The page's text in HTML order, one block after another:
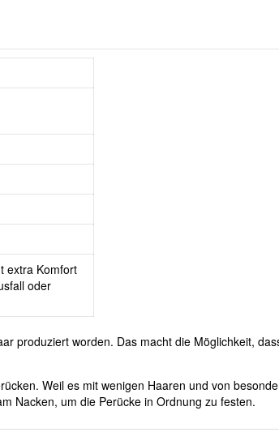
extra Komfort
oder
produziert worden. Das macht die Möglichkeit,
Weil es mit wenigen Haaren und von
Nacken, um die Perücke in Ordnung zu festen.